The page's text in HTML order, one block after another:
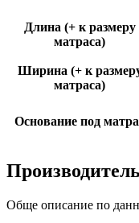
Длина (+ к размеру
матраса)
Ширина (+ к
матраса)
Основание под
Производитель
Обще описание по